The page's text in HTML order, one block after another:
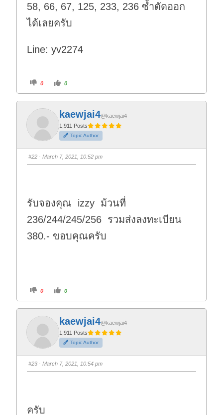
58, 66, 67, 125, 233, 236 ซ้ำตัดออก
ได้เลยครับ
Line: yv2274
C
i
k
f
t
h
m
d
o
0
C
i
k
o
r
t
h
u
m
u
p
0
kaewjai4@kaewjai4
1,911 Posts
Topic Author
#22 · March 7, 2021, 10:52 pm
รับจองคุณ izzy ม้วนที่
236/244/245/256 รวมส่งลงทะเบียน
380.- ขอบคุณครับ
C
i
k
f
t
h
m
b
d
o
0
C
i
k
f
o
t
h
u
m
b
u
p
0
kaewjai4@kaewjai4
1,911 Posts
Topic Author
#23 · March 7, 2021, 10:54 pm
ครับ